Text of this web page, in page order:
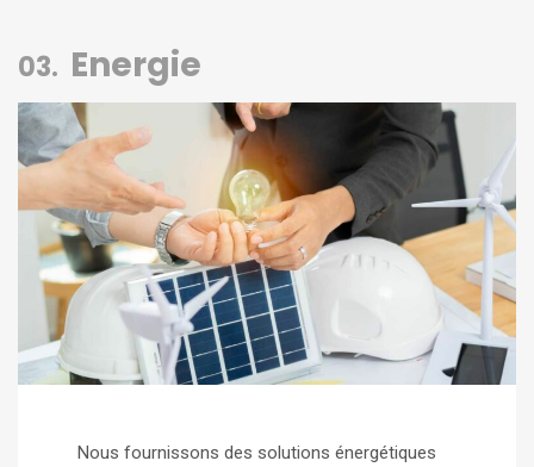
03. Energie
Nous fournissons des solutions énergétiques